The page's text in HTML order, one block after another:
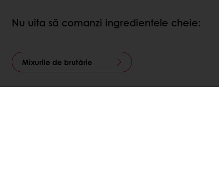
Nu uita să comanzi ingredientele cheie:
Mixurile de brutărie